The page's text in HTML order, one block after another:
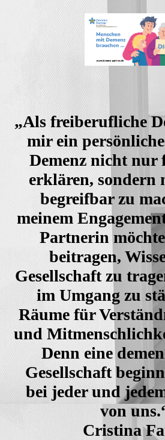
„Als freiberufliche
mir ein
Demenz nicht nur
erklären, sondern
begreifbar zu
meinem
Partnerin
beitragen,
Gesellschaft zu
im Umgang zu
Räume für
und
Denn eine
Gesellschaft
bei jeder und
von
Cristina